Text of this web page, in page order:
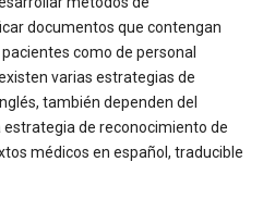
documentos que contengan
como de personal
varias estrategias de
también dependen del
de reconocimiento de
médicos en español, traducible